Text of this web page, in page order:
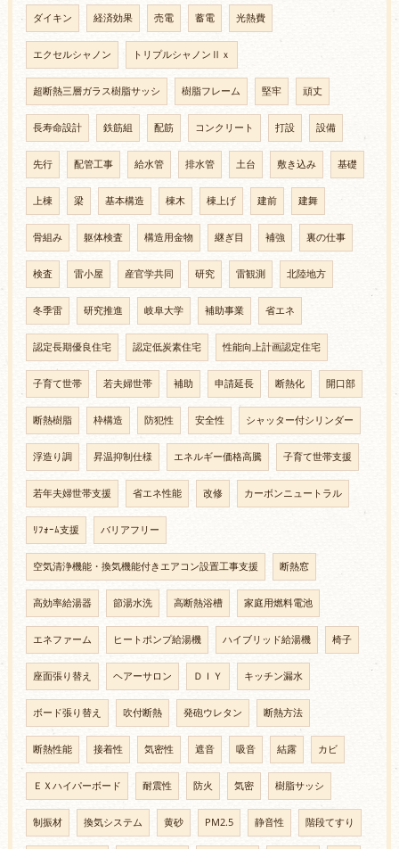
ダイキン 経済効果 売電 蓄電 光熱費
エクセルシャノン トリプルシャノンⅡｘ
超断熱三層ガラス樹脂サッシ 樹脂フレーム 堅牢 頑丈
長寿命設計 鉄筋組 配筋 コンクリート 打設 設備
先行 配管工事 給水管 排水管 土台 敷き込み 基礎
上棟 梁 基本構造 棟木 棟上げ 建前 建舞
骨組み 躯体検査 構造用金物 継ぎ目 補強 裏の仕事
検査 雷小屋 産官学共同 研究 雷観測 北陸地方
冬季雷 研究推進 岐阜大学 補助事業 省エネ
認定長期優良住宅 認定低炭素住宅 性能向上計画認定住宅
子育て世帯 若夫婦世帯 補助 申請延長 断熱化 開口部
断熱樹脂 枠構造 防犯性 安全性 シャッター付シリンダー
浮造り調 昇温抑制仕様 エネルギー価格高騰 子育て世帯支援
若年夫婦世帯支援 省エネ性能 改修 カーボンニュートラル
ﾘﾌｫｰﾑ支援 バリアフリー
空気清浄機能・換気機能付きエアコン設置工事支援 断熱窓
高効率給湯器 節湯水洗 高断熱浴槽 家庭用燃料電池
エネファーム ヒートポンプ給湯機 ハイブリッド給湯機 椅子
座面張り替え ヘアーサロン ＤＩＹ キッチン漏水
ボード張り替え 吹付断熱 発砲ウレタン 断熱方法
断熱性能 接着性 気密性 遮音 吸音 結露 カビ
ＥＸハイパーボード 耐震性 防火 気密 樹脂サッシ
制振材 換気システム 黄砂 PM2.5 静音性 階段てすり